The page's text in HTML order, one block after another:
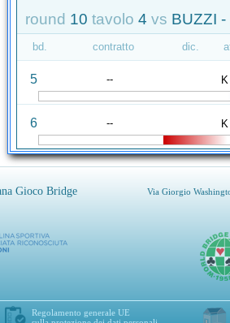
round 10 tavolo 4 vs BUZZI
bd. contratto dic.
5 -- K
6 -- K
Gioco Bridge Via Giorgio
Regolamento generale UE